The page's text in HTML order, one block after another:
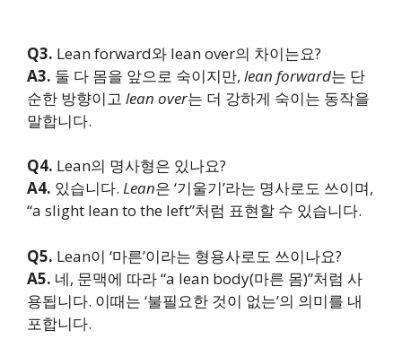
Q3. Lean forward와 lean over의 차이는요?
A3. 둘 다 몸을 앞으로 숙이지만, lean forward는 단
순한 방향이고 lean over는 더 강하게 숙이는 동작을
말합니다.
Q4. Lean의 명사형은 있나요?
A4. 있습니다. Lean은 ‘기울기’라는 명사로도 쓰이며,
“a slight lean to the left”처럼 표현할 수 있습니다.
Q5. Lean이 ‘마른’이라는 형용사로도 쓰이나요?
A5. 네, 문맥에 따라 “a lean body(마른 몸)”처럼 사
용됩니다. 이때는 ‘불필요한 것이 없는’의 의미를 내
포합니다.